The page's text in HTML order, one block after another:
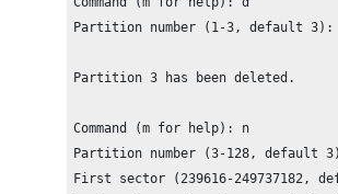
Partition number (1-3, default 3):
Partition 3 has been deleted.
Command (m for help): n
Partition number (3-128, default
First sector (239616-249737182,